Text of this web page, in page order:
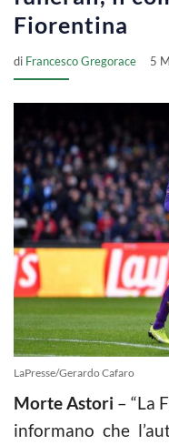
Fiorentina
di Francesco Gregorace 5
LaPresse/Gerardo Cafaro
Morte Astori – “La
informano che